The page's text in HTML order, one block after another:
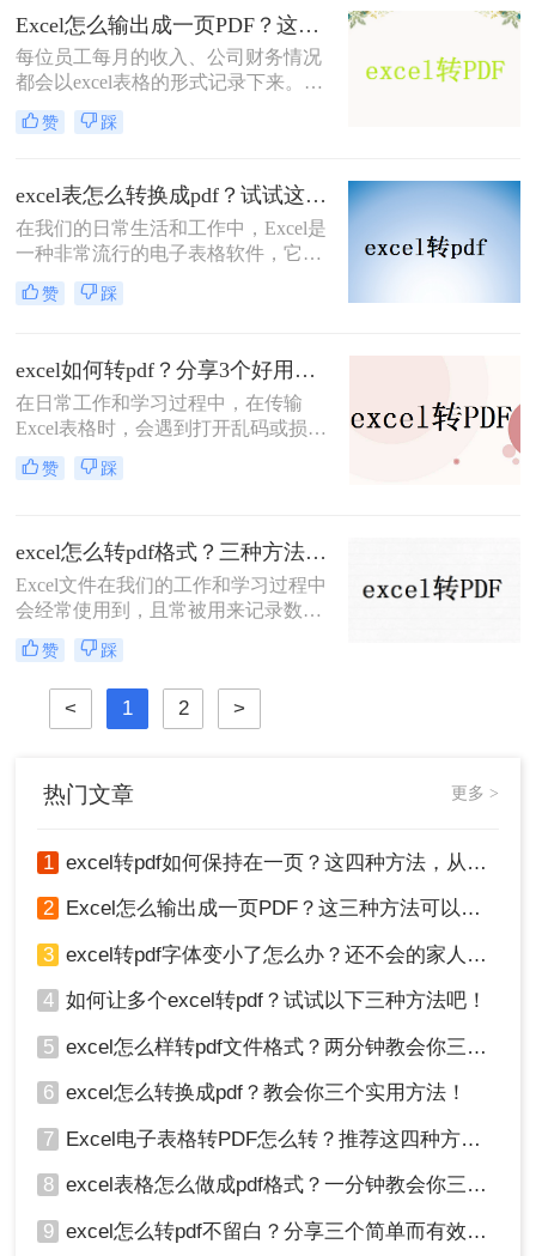
为PDF文件，可以确保数据的完整性
和安全性，方便我们在不同环境下进
行查看和编辑。本文将详细介绍Excel
表格如何转换成PDF文件，下面一起
看看这些方法。
Excel怎么输出成一页PDF？这三种方法可以解决！
每位员工每月的收入、公司财务情况
都会以excel表格的形式记录下来。一
些企业由于人数众多，他们的薪水水
平大部分是不同的。为避免工资表被
会把Excel怎么输出成一页PDF保存。
那么要怎么将Excel转PDF呢？小编就
把excel转换pdf的操作方法告诉大家。
赞 踩
excel表怎么转换成pdf？试试这三个办法！
​在我们的日常生活和工作中，Excel是
一种非常流行的电子表格软件，它为
我们提供了广泛的表格处理和数据分
析功能。然而，有时候我们需要将
将向您介绍excel表怎么转换成pdf方
法，帮助您将Excel表格转换为PDF格
式。
赞 踩
excel如何转pdf？分享3个好用的方法！
在日常工作和学习过程中，在传输
Excel表格时，会遇到打开乱码或损坏
的问题。这会浪费时间，给别人留下
不好的印象。如果想解决类似的问
选项中，更多的用户会选择后者。那
么，excel如何转pdf呢？接下来分享三
种简单易学的方法，有兴趣的可以看
赞 踩
excel怎么转pdf格式？三种方法可以解决！
Excel文件在我们的工作和学习过程中
会经常使用到，且常被用来记录数据
和计算数值。但Excel文件也存在一些
缺点，如：不便于传输和观看，以及
不小心修改数据会造成重大损失。为
避免这些问题，需要将其转换为PDF
格式。那么excel怎么转pdf格式呢？接
起来看看吧。
赞 踩
< 1 2 >
热门文章 更多 >
1 excel转pdf如何保持在一页？这四种方法，从此再也不用分页困扰你！
2 Excel怎么输出成一页PDF？这三种方法可以解决！
3 excel转pdf字体变小了怎么办？还不会的家人们快进来看
4 如何让多个excel转pdf？试试以下三种方法吧！
5 excel怎么样转pdf文件格式？两分钟教会你三种方法
6 excel怎么转换成pdf？教会你三个实用方法！
7 Excel电子表格转PDF怎么转？推荐这四种方法给大家！
8 excel表格怎么做成pdf格式？一分钟教会你三个方法！
9 excel怎么转pdf不留白？分享三个简单而有效的方法！